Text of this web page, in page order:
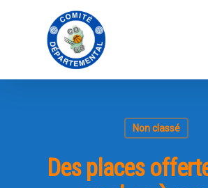
Non classé
Des places